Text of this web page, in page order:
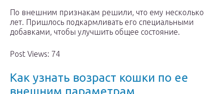
По внешним признакам решили, что ему несколько
лет. Пришлось подкармливать его специальными
добавками, чтобы улучшить общее состояние.
Post Views: 74
Как узнать возраст кошки по ее